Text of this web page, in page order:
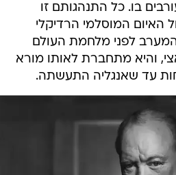
בו. כל התנהגותם זו
האיום המוסלמי הרדיקלי
לפני מלחמת העולם
והיא מתחברת לאותו מורא
עד שאנגליה התעשתה.